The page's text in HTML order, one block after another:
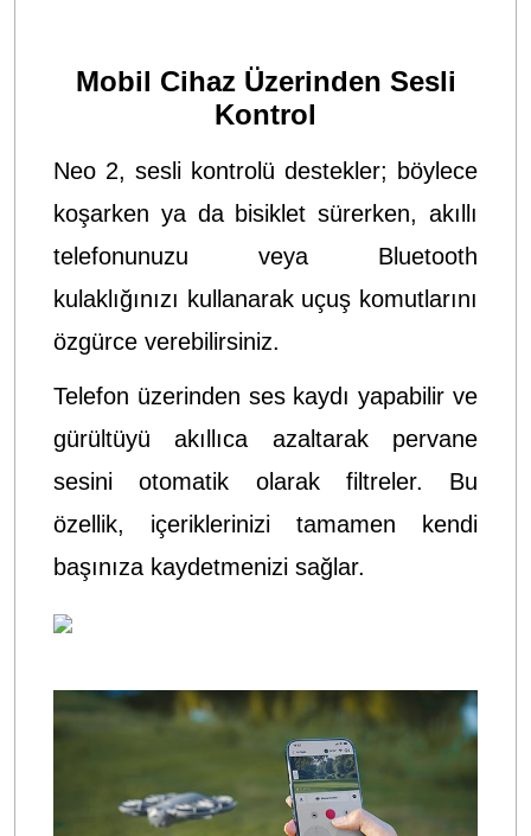
Mobil Cihaz Üzerinden Sesli
Kontrol
Neo 2, sesli kontrolü destekler; böylece
koşarken ya da bisiklet sürerken, akıllı
telefonunuzu veya Bluetooth
kulaklığınızı kullanarak uçuş komutlarını
özgürce verebilirsiniz.
Telefon üzerinden ses kaydı yapabilir ve
gürültüyü akıllıca azaltarak pervane
sesini otomatik olarak filtreler. Bu
özellik, içeriklerinizi tamamen kendi
başınıza kaydetmenizi sağlar.